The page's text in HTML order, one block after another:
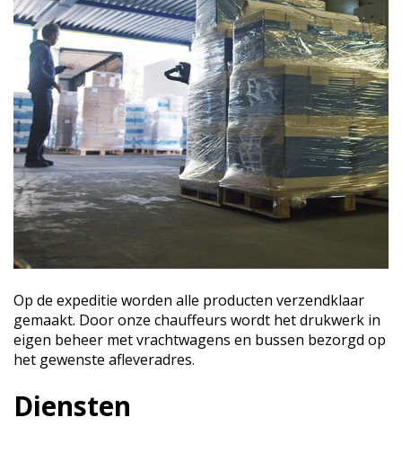
Op de expeditie worden alle producten verzendklaar
gemaakt. Door onze chauffeurs wordt het drukwerk in
eigen beheer met vrachtwagens en bussen bezorgd op
het gewenste afleveradres.
Diensten